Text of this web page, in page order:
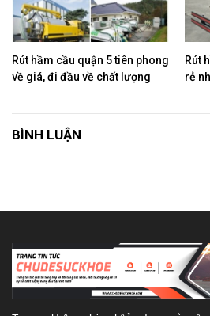
Rút hầm cầu quận 5 tiên phong
về giá, đi đầu về chất lượng
Rút
rẻ
BÌNH LUẬN